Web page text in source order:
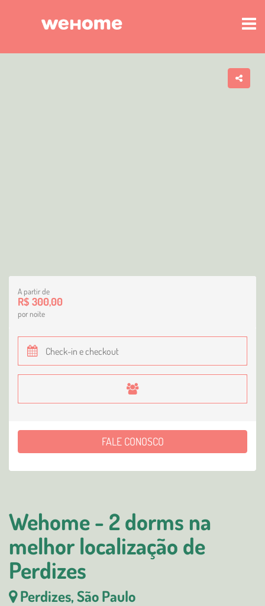
Wehome - 2 dorms na
melhor localização de
Perdizes
Perdizes, São Paulo
A partir de
R$ 300,00
por noite
FALE CONOSCO